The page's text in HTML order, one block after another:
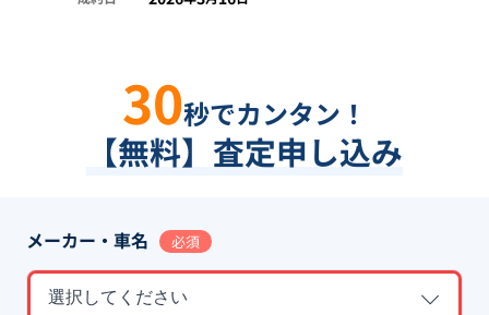
30秒でカンタン！
【無料】査定申し込み
メーカー・車名 必須
選択してください